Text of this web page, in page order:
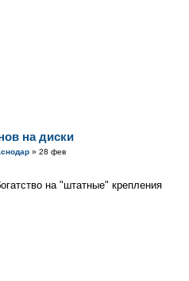
на диски
» 28 фев
на "штатные" крепления